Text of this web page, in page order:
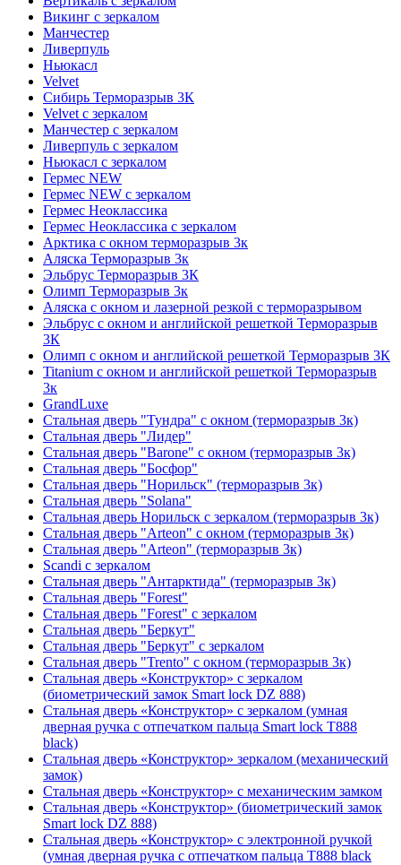
Викинг с зеркалом
Манчестер
Ливерпуль
Ньюкасл
Velvet
Сибирь Терморазрыв 3К
Velvet с зеркалом
Манчестер с зеркалом
Ливерпуль с зеркалом
Ньюкасл с зеркалом
Гермес NEW
Гермес NEW с зеркалом
Гермес Неоклассика
Гермес Неоклассика с зеркалом
Арктика с окном терморазрыв 3к
Аляска Терморазрыв 3к
Эльбрус Терморазрыв 3К
Олимп Терморазрыв 3к
Аляска с окном и лазерной резкой с терморазрывом
Эльбрус с окном и английской решеткой Терморазрыв
3К
Олимп с окном и английской решеткой Терморазрыв 3К
Titanium с окном и английской решеткой Терморазрыв
3к
GrandLuxe
Стальная дверь "Тундра" с окном (терморазрыв 3к)
Стальная дверь "Лидер"
Стальная дверь "Barone" с окном (терморазрыв 3к)
Стальная дверь "Босфор"
Стальная дверь "Норильск" (терморазрыв 3к)
Стальная дверь "Solana"
Стальная дверь Норильск с зеркалом (терморазрыв 3к)
Стальная дверь "Arteon" с окном (терморазрыв 3к)
Стальная дверь "Arteon" (терморазрыв 3к)
Scandi с зеркалом
Стальная дверь "Антарктида" (терморазрыв 3к)
Стальная дверь "Forest"
Стальная дверь "Forest" с зеркалом
Стальная дверь "Беркут"
Стальная дверь "Беркут" с зеркалом
Стальная дверь "Trento" с окном (терморазрыв 3к)
Стальная дверь «Конструктор» с зеркалом
(биометрический замок Smart lock DZ 888)
Стальная дверь «Конструктор» с зеркалом (умная
дверная ручка с отпечатком пальца Smart lock T888
black)
Стальная дверь «Конструктор» зеркалом (механический
замок)
Стальная дверь «Конструктор» с механическим замком
Стальная дверь «Конструктор» (биометрический замок
Smart lock DZ 888)
Стальная дверь «Конструктор» с электронной ручкой
(умная дверная ручка с отпечатком пальца T888 black